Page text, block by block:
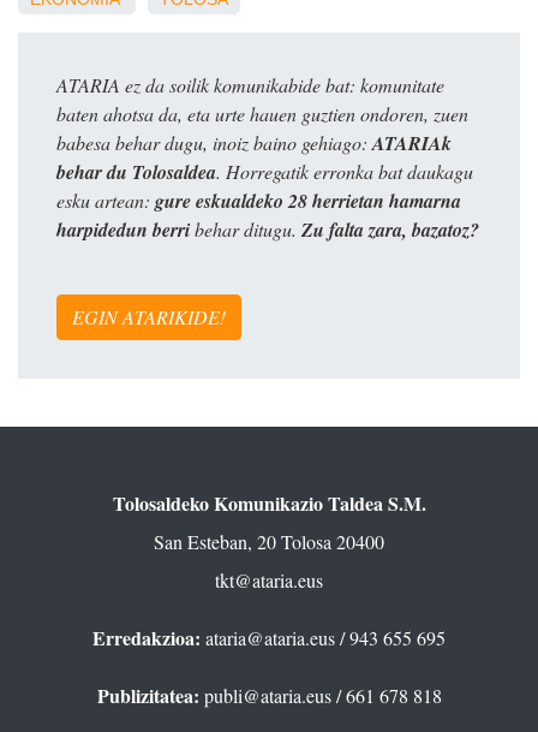
ATARIA ez da soilik komunikabide bat: komunitate
baten ahotsa da, eta urte hauen guztien ondoren, zuen
babesa behar dugu, inoiz baino gehiago: ATARIAk
behar du Tolosaldea. Horregatik erronka bat daukagu
esku artean: gure eskualdeko 28 herrietan hamarna
harpidedun berribehar ditugu. Zu falta zara, bazatoz?
EGIN ATARIKIDE!
Tolosaldeko Komunikazio Taldea S.M.
San Esteban, 20 Tolosa 20400
tkt@ataria.eus
Erredakzioa: ataria@ataria.eus/ 943 655 695
Publizitatea: publi@ataria.eus/ 661 678 818